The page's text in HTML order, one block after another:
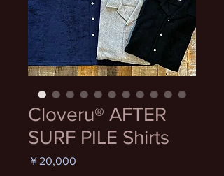
Cloveru® AFTER
SURF PILE Shirts
￥20,000